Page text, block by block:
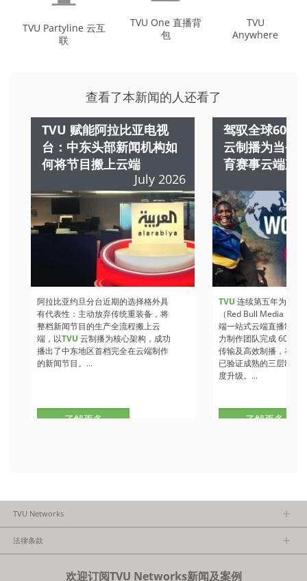
TVU Partyline 云互
联
TVU One 直播背
包
TVU
Anywhere
查看了本新闻的人还看了
TVU 赋能阿拉比亚电视
台：中东头部新闻机构如
何将节目搬上云端
July 2026
阿拉比亚约旦分台近期的选择格外具
有代表性：主动放弃传统重装备，将
整档新闻节目的生产全流程搬上云
端，以TVU 云制播为核心架构，成功
播出了中东地区首档完全在云端制作
的新闻节目。...
了解更多
驾驭全球60+
云制播为当今
育赛事云端直
TVU 连续第五年为红牛
（Red Bull Media
端一站式云端直播制作
力制作团队完成 60+ 路
传输及高效制播，在
已验证成熟的三层制作
度升级。...
了解更多
TVU Networks
法律条款
欢迎订阅TVU Networks新闻及案例